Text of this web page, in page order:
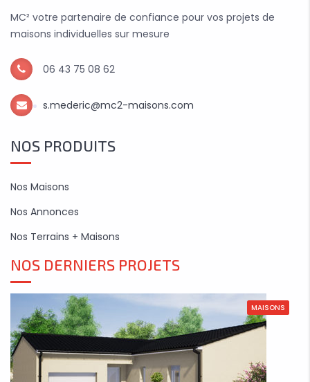
MC² votre partenaire de confiance pour vos projets de
maisons individuelles sur mesure
06 43 75 08 62
s.mederic@mc2-maisons.com
NOS PRODUITS
Nos Maisons
Nos Annonces
Nos Terrains + Maisons
NOS DERNIERS PROJETS
MAISONS